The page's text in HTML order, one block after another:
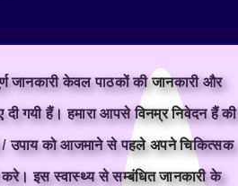
जानकारी केवल पाठकों की जानकारी और
दी गयी हैं। हमारा आपसे विनम्र निवेदन हैं की
/ उपाय को आजमाने से पहले अपने चिकित्सक
इस स्वास्थ्य से सम्बंधित जानकारी के